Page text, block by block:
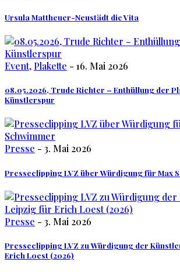
Ursula Mattheuer-Neustädt die Vita
Event, Plakette - 16. Mai 2026
08.05.2026, Trude Richter – Enthüllung der
Künstlerspur
Presse - 3. Mai 2026
Presseclipping LVZ über Würdigung für Max
Presse - 3. Mai 2026
Presseclipping LVZ zu Würdigung der
Erich Loest (2026)